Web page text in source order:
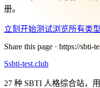
册。
立刻开始测试浏览所有类型
Share this page · https://sbti-
Ssbti-test.club
27 种 SBTI 人格综合站，